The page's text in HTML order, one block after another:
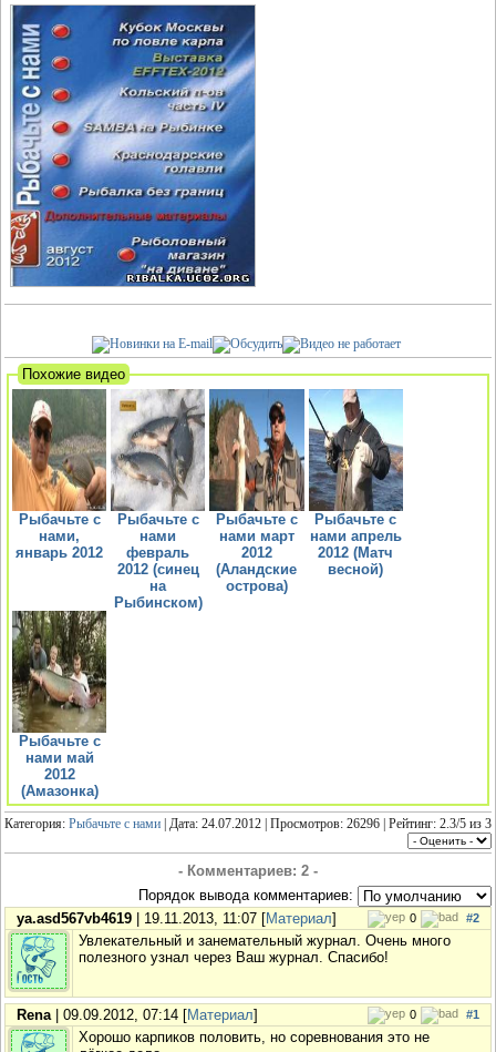
Похожие видео
Рыбачьте с
нами,
январь 2012
Рыбачьте с
нами
февраль
2012 (cинец
на
Рыбинском)
Рыбачьте с
нами март
2012
(Аландские
острова)
Рыбачьте с
нами апрель
2012 (Матч
весной)
Рыбачьте с
нами май
2012
(Амазонка)
Категория: Рыбачьте с нами | Дата: 24.07.2012 | Просмотров: 26296 | Рейтинг: 2.3/5 из 3
- Комментариев: 2 -
Порядок вывода комментариев:
ya.asd567vb4619 | 19.11.2013, 11:07 [Материал] 0 #2
Увлекательный и занемательный журнал. Очень много
полезного узнал через Ваш журнал. Спасибо!
Rena| 09.09.2012, 07:14 [Материал] 0 #1
Хорошо карпиков половить, но соревнования это не